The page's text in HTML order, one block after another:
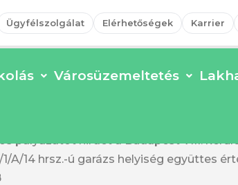
Ügyfélszolgálat Elérhetőségek Karrier
Városüzemeltetés
felhívás Víg u 22
VIII. kerület Józsefvárosi
pályázatot hirdet a Budapest VIII.
A/14 hrsz.-ú garázs helyiség együttes